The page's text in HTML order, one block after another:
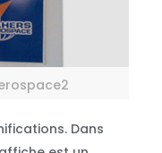
Dans